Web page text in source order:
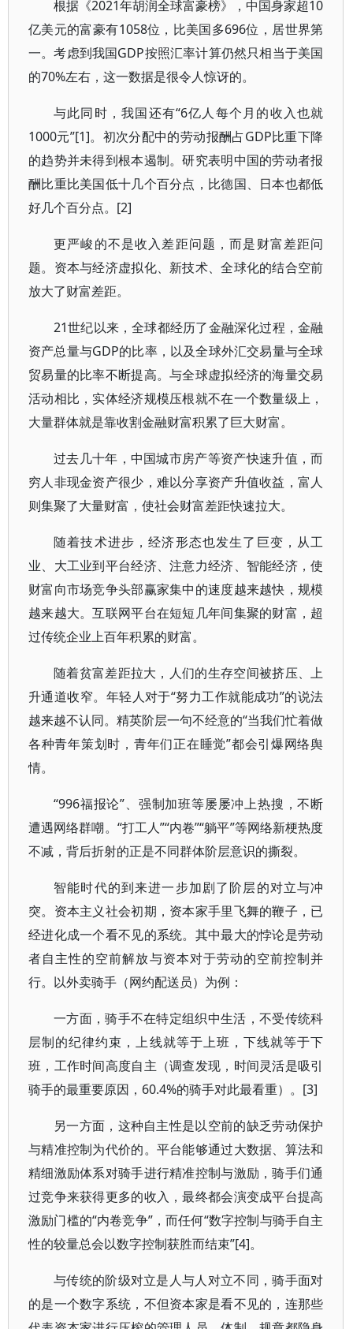
根据《2021年胡润全球富豪榜》，中国身家超10
亿美元的富豪有1058位，比美国多696位，居世界第
一。考虑到我国GDP按照汇率计算仍然只相当于美国
的70%左右，这一数据是很令人惊讶的。
与此同时，我国还有“6亿人每个月的收入也就
1000元”[1]。初次分配中的劳动报酬占GDP比重下降
的趋势并未得到根本遏制。研究表明中国的劳动者报
酬比重比美国低十几个百分点，比德国、日本也都低
好几个百分点。[2]
更严峻的不是收入差距问题，而是财富差距问
题。资本与经济虚拟化、新技术、全球化的结合空前
放大了财富差距。
21世纪以来，全球都经历了金融深化过程，金融
资产总量与GDP的比率，以及全球外汇交易量与全球
贸易量的比率不断提高。与全球虚拟经济的海量交易
活动相比，实体经济规模压根就不在一个数量级上，
大量群体就是靠收割金融财富积累了巨大财富。
过去几十年，中国城市房产等资产快速升值，而
穷人非现金资产很少，难以分享资产升值收益，富人
则集聚了大量财富，使社会财富差距快速拉大。
随着技术进步，经济形态也发生了巨变，从工
业、大工业到平台经济、注意力经济、智能经济，使
财富向市场竞争头部赢家集中的速度越来越快，规模
越来越大。互联网平台在短短几年间集聚的财富，超
过传统企业上百年积累的财富。
随着贫富差距拉大，人们的生存空间被挤压、上
升通道收窄。年轻人对于“努力工作就能成功”的说法
越来越不认同。精英阶层一句不经意的“当我们忙着做
各种青年策划时，青年们正在睡觉”都会引爆网络舆
情。
“996福报论”、强制加班等屡屡冲上热搜，不断
遭遇网络群嘲。“打工人”“内卷”“躺平”等网络新梗热度
不减，背后折射的正是不同群体阶层意识的撕裂。
智能时代的到来进一步加剧了阶层的对立与冲
突。资本主义社会初期，资本家手里飞舞的鞭子，已
经进化成一个看不见的系统。其中最大的悖论是劳动
者自主性的空前解放与资本对于劳动的空前控制并
行。以外卖骑手（网约配送员）为例：
一方面，骑手不在特定组织中生活，不受传统科
层制的纪律约束，上线就等于上班，下线就等于下
班，工作时间高度自主（调查发现，时间灵活是吸引
骑手的最重要原因，60.4%的骑手对此最看重）。[3]
另一方面，这种自主性是以空前的缺乏劳动保护
与精准控制为代价的。平台能够通过大数据、算法和
精细激励体系对骑手进行精准控制与激励，骑手们通
过竞争来获得更多的收入，最终都会演变成平台提高
激励门槛的“内卷竞争”，而任何“数字控制与骑手自主
性的较量总会以数字控制获胜而结束”[4]。
与传统的阶级对立是人与人对立不同，骑手面对
的是一个数字系统，不但资本家是看不见的，连那些